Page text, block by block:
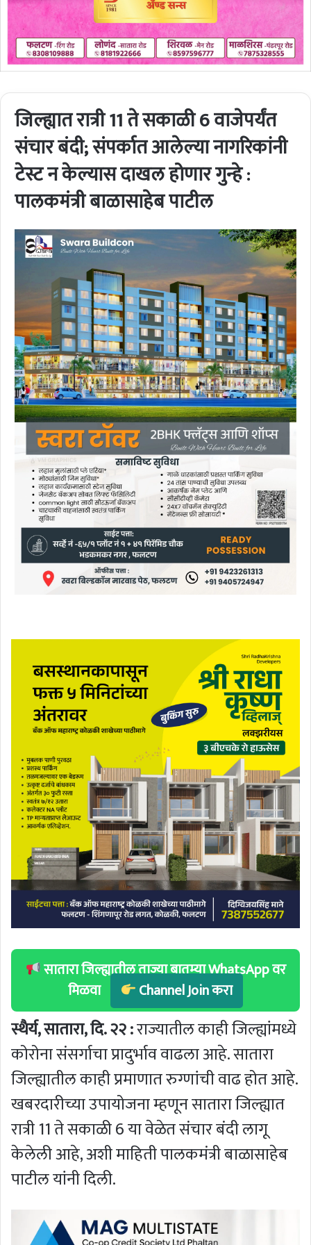
जिल्ह्यात रात्री 11 ते सकाळी 6 वाजेपर्यंत
संचार बंदी; संपर्कात आलेल्या नागरिकांनी
टेस्ट न केल्यास दाखल होणार गुन्हे :
पालकमंत्री बाळासाहेब पाटील
सातारा जिल्ह्यातील ताज्या बातम्या WhatsApp वर
मिळवा
Channel Join करा
स्थैर्य, सातारा, दि. २२ :राज्यातील काही जिल्ह्यांमध्ये
कोरोना संसर्गाचा प्रादुर्भाव वाढला आहे. सातारा
जिल्ह्यातील काही प्रमाणात रुग्णांची वाढ होत आहे.
खबरदारीच्या उपायोजना म्हणून सातारा जिल्ह्यात
रात्री 11 ते सकाळी 6 या वेळेत संचार बंदी लागू
केलेली आहे, अशी माहिती पालकमंत्री बाळासाहेब
पाटील यांनी दिली.